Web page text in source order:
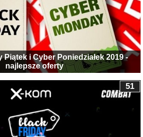
Piątek i Cyber Poniedziałek 2019 -
najlepsze oferty
51